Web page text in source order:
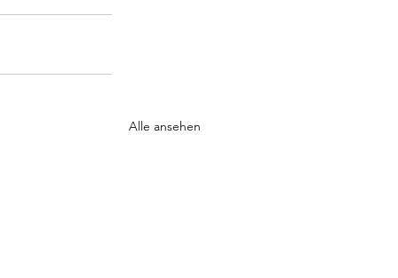
Alle ansehen